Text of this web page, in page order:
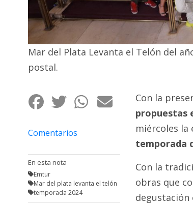
Fúnebres
Mar del Plata Levanta el Telón del
postal.
Comentarios
En esta nota
Emtur
Mar del plata levanta el telón
temporada 2024
Con la
propuestas
miércoles la
temporada
Con la
obras que
degustación